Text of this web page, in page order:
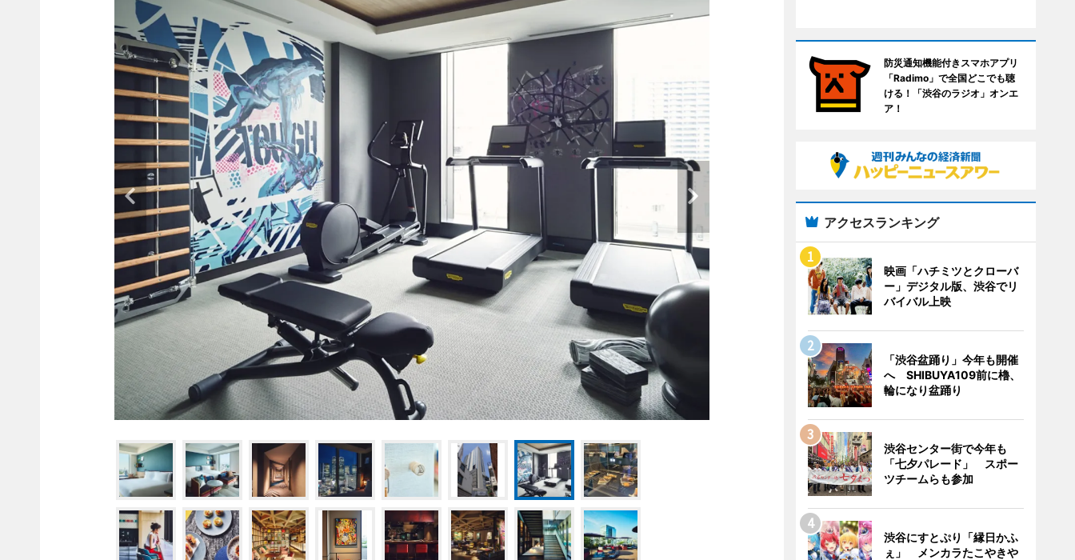
防災通知機能付きスマホアプリ
「Radimo」で全国どこでも聴
ける！「渋谷のラジオ」オンエ
ア！
アクセスランキング
映画「ハチミツとクローバ
ー」デジタル版、渋谷でリ
バイバル上映
「渋谷盆踊り」今年も開催
へ SHIBUYA109前に櫓、
輪になり盆踊り
渋谷センター街で今年も
「七夕パレード」 スポー
ツチームらも参加
渋谷にすとぷり「縁日かふ
ぇ」 メンカラたこやきや